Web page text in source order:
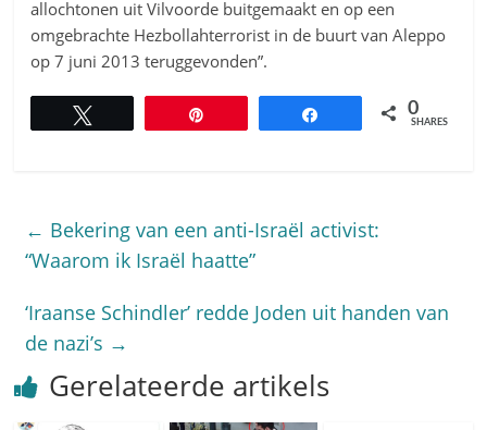
allochtonen uit Vilvoorde buitgemaakt en op een
omgebrachte Hezbollahterrorist in de buurt van Aleppo
op 7 juni 2013 teruggevonden”.
0
SHARES
← Bekering van een anti-Israël activist:
“Waarom ik Israël haatte”
‘Iraanse Schindler’ redde Joden uit handen van
de nazi’s →
Gerelateerde artikels